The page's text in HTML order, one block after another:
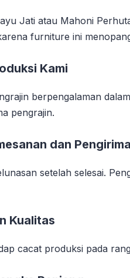
Jati atau Mahoni
furniture ini
Kami
berpengalaman
pengrajin.
dan
setelah selesai.
Kualitas
cacat produksi pada